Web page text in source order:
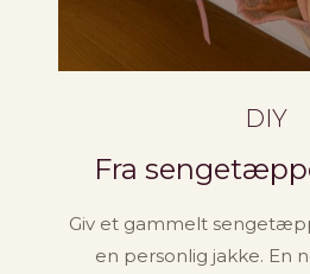
DIY
Fra
Giv et gammelt
en personlig jakke. En